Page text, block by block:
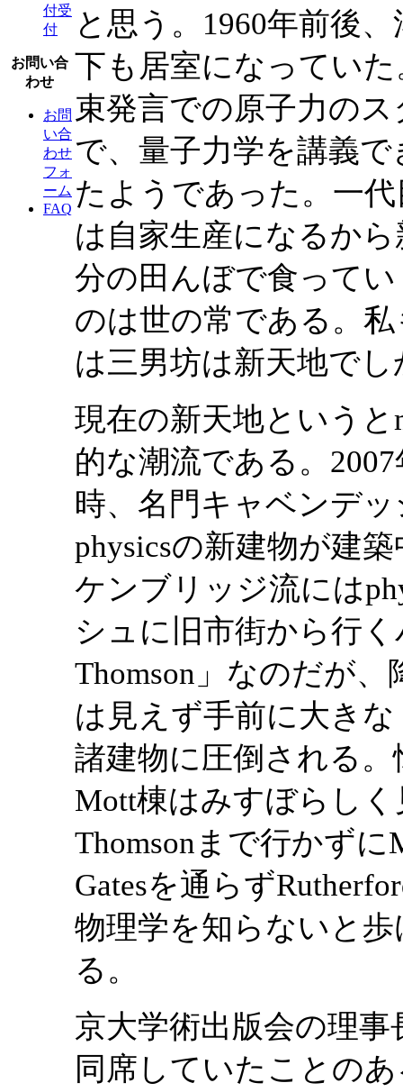
付受
付
お問い合
わせ
お問
い合
わせ
フォ
ーム
FAQ
と思う。1960年前後
下も居室になってい
束発言での原子力の
で、量子力学を講義
たようであった。一
は自家生産になるか
分の田んぼで食って
のは世の常である。
は三男坊は新天地で
現在の新天地というと
的な潮流である。
時、名門キャベンデ
physicsの新建物が建
ケンブリッジ流には
シュに旧市街から行
Thomson」なのだが
は見えず手前に大き
諸建物に圧倒される
Mott棟はみすぼらし
Thomsonまで行かず
Gatesを通らず
物理学を知らないと
る。
京大学術出版会の理
同席していたことの